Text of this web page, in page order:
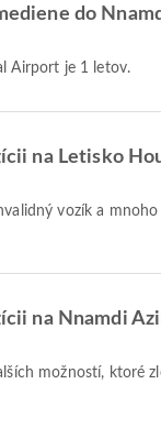
do
Airport je 1 letov.
na Letisko
na Nnamdi